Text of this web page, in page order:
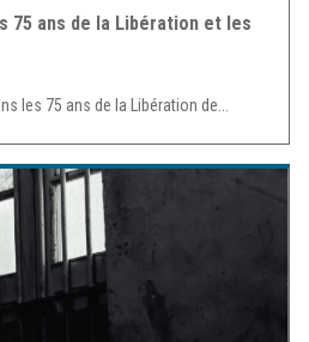
75 ans de la Libération et les
les 75 ans de la Libération de...